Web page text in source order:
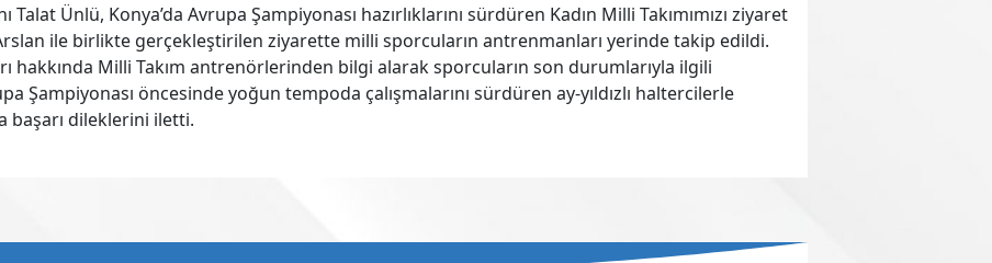
Ünlü, Konya’da Avrupa Şampiyonası hazırlıklarını sürdüren Kadın Milli Takımımızı ziyaret
ile birlikte gerçekleştirilen ziyarette milli sporcuların antrenmanları yerinde takip edildi.
hakkında Milli Takım antrenörlerinden bilgi alarak sporcuların son durumlarıyla ilgili
Şampiyonası öncesinde yoğun tempoda çalışmalarını sürdüren ay-yıldızlı haltercilerle
başarı dileklerini iletti.